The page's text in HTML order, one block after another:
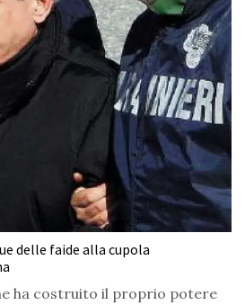
delle faide alla cupola
ha costruito il proprio potere